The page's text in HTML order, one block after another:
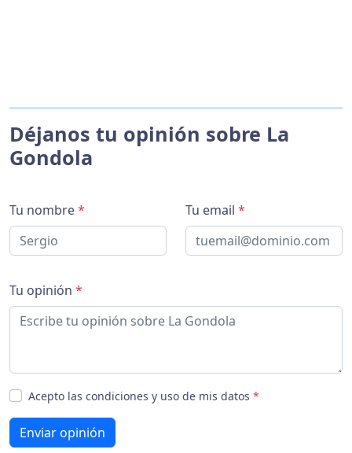
Déjanos tu opinión sobre La
Gondola
Tu nombre* Tu email *
Tu opinión *
Acepto las condiciones y uso de mis datos *
Enviar opinión